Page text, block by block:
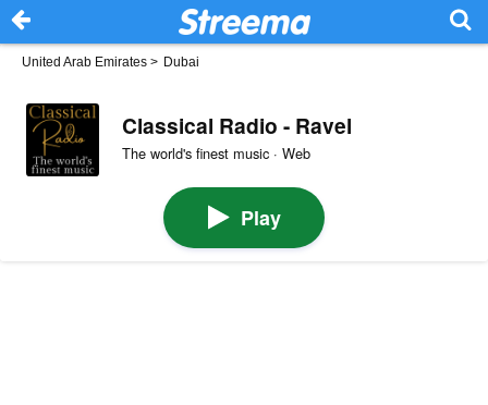
United Arab Emirates > Dubai
Classical Radio - Ravel
The world's finest music · Web
Play